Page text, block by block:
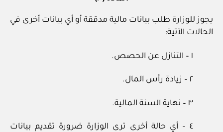
يجوز للوزارة طلب بيانات مالية مدققة أو أي بيانات أخرى في
الحالات الآتية:
١ – التنازل عن الحصص.
٢ – زيادة رأس المال.
٣ – نهاية السنة المالية.
٤ – أي حالة أخرى ترى الوزارة ضرورة تقديم بيانات